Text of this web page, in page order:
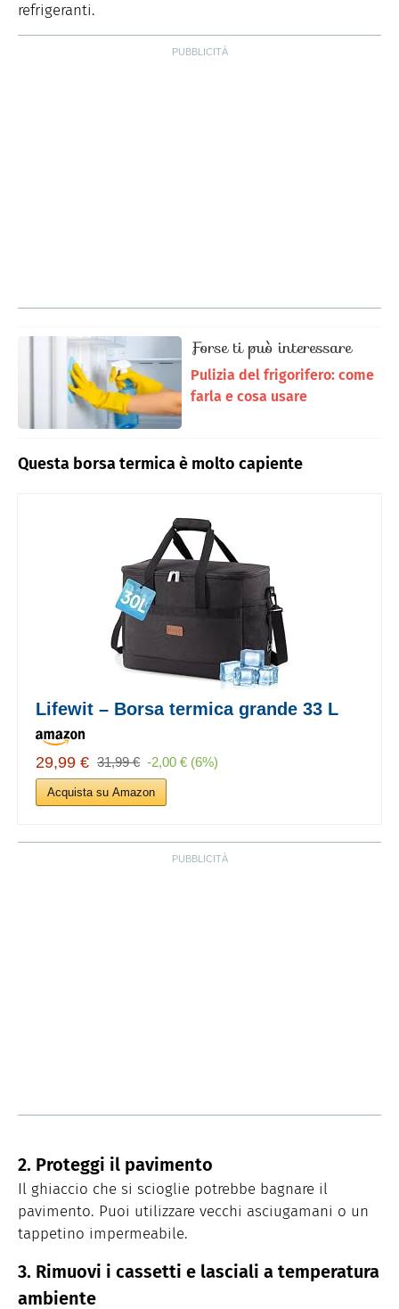
refrigeranti.
Forse ti può interessare
Pulizia del frigorifero: come
farla e cosa usare
Questa borsa termica è molto capiente
Lifewit – Borsa termica grande 33 L
29,99 € 31,99 € -2,00 € (6%)
Acquista su Amazon
2. Proteggi il pavimento
Il ghiaccio che si scioglie potrebbe bagnare il
pavimento. Puoi utilizzare vecchi asciugamani o un
tappetino impermeabile.
3. Rimuovi i cassetti e lasciali a temperatura
ambiente